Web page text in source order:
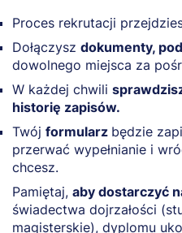
Proces rekrutacji
Dołączysz dokumenty,
dowolnego miejsca za
W każdej chwili
historię zapisów.
Twój formularz będzie
przerwać wypełnianie i
chcesz.
Pamiętaj, aby dostarczyć
świadectwa dojrzałości
magisterskie), dyplomu